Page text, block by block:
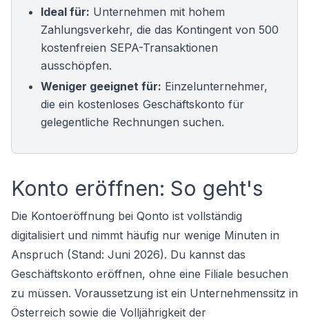
Ideal für: Unternehmen mit hohem
Zahlungsverkehr, die das Kontingent von 500
kostenfreien SEPA-Transaktionen
ausschöpfen.
Weniger geeignet für: Einzelunternehmer,
die ein kostenloses Geschäftskonto für
gelegentliche Rechnungen suchen.
Konto eröffnen: So geht's
Die Kontoeröffnung bei Qonto ist vollständig
digitalisiert und nimmt häufig nur wenige Minuten in
Anspruch (Stand: Juni 2026). Du kannst das
Geschäftskonto eröffnen, ohne eine Filiale besuchen
zu müssen. Voraussetzung ist ein Unternehmenssitz in
Österreich sowie die Volljährigkeit der